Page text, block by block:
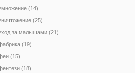
(14)
(25)
за малышами (21)
(19)
(15)
(18)